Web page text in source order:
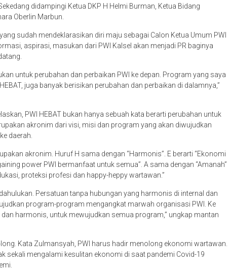
didampingi Ketua DKP H Helmi Burman, Ketua Bidang
Oberlin Marbun.
sudah mendeklarasikan diri maju sebagai Calon Ketua Umum PWI
aspirasi, masukan dari PWI Kalsel akan menjadi PR baginya
untuk perubahan dan perbaikan PWI ke depan. Program yang saya
juga banyak berisikan perubahan dan perbaikan di dalamnya,”
PWI HEBAT bukan hanya sebuah kata berarti perubahan untuk
akronim dari visi, misi dan program yang akan diwujudkan
daerah.
akronim. Huruf H sama dengan “Harmonis”. E berarti “Ekonomi
power PWI bermanfaat untuk semua”. A sama dengan “Amanah”
proteksi profesi dan happy-heppy wartawan.”
Persatuan tanpa hubungan yang harmonis di internal dan
program-program mengangkat marwah organisasi PWI. Ke
harmonis, untuk mewujudkan semua program,” ungkap mantan
Kata Zulmansyah, PWI harus hadir menolong ekonomi wartawan.
sekali mengalami kesulitan ekonomi di saat pandemi Covid-19